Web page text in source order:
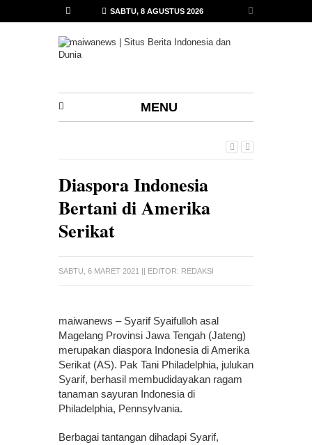
SABTU, 8 AGUSTUS 2026
MENU
Diaspora Indonesia
Bertani di Amerika
Serikat
SABTU, 6 MARET 2021 || EDITOR: REDAKSI
maiwanews – Syarif Syaifulloh asal
Magelang Provinsi Jawa Tengah (Jateng)
merupakan diaspora Indonesia di Amerika
Serikat (AS). Pak Tani Philadelphia, julukan
Syarif, berhasil membudidayakan ragam
tanaman sayuran Indonesia di
Philadelphia, Pennsylvania.
Berbagai tantangan dihadapi Syarif,